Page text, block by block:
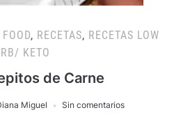
, RECETAS, RECETAS LOW
KETO
de Carne
Miguel Sin comentarios